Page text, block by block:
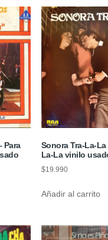
Para
Sonora Tra-La-La
La-La vinilo
$19.990
Añadir al carrito